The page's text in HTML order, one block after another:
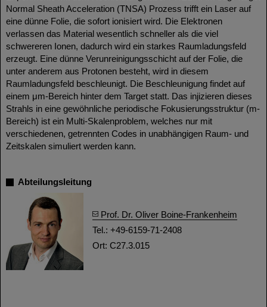
Normal Sheath Acceleration (TNSA) Prozess trifft ein Laser auf
eine dünne Folie, die sofort ionisiert wird. Die Elektronen
verlassen das Material wesentlich schneller als die viel
schwereren Ionen, dadurch wird ein starkes Raumladungsfeld
erzeugt. Eine dünne Verunreinigungsschicht auf der Folie, die
unter anderem aus Protonen besteht, wird in diesem
Raumladungsfeld beschleunigt. Die Beschleunigung findet auf
einem μm-Bereich hinter dem Target statt. Das injizieren dieses
Strahls in eine gewöhnliche periodische Fokusierungsstruktur (m-
Bereich) ist ein Multi-Skalenproblem, welches nur mit
verschiedenen, getrennten Codes in unabhängigen Raum- und
Zeitskalen simuliert werden kann.
Abteilungsleitung
Prof. Dr. Oliver Boine-Frankenheim
Tel.: +49-6159-71-2408
Ort: C27.3.015